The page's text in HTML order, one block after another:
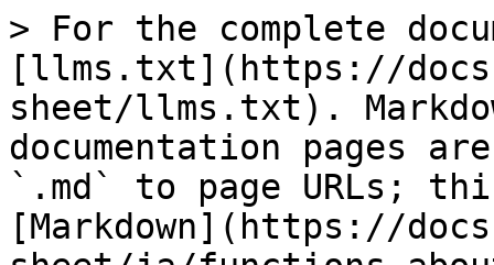
> For the complete
[llms.txt](https://
sheet/llms.txt).
documentation pages
`.md` to page URLs;
[Markdown](https://